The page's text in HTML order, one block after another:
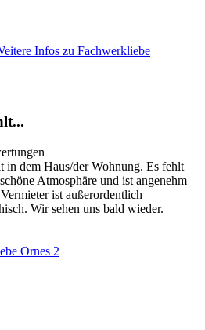
Infos zu Fachwerkliebe
in dem Haus/der Wohnung. Es fehlt
Atmosphäre und ist angenehm
ist außerordentlich
Wir sehen uns bald wieder.
Ornes 2